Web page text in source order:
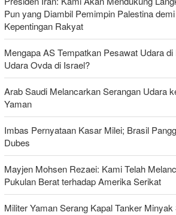
Pun yang Diambil Pemimpin Palestina demi
Kepentingan Rakyat
Mengapa AS Tempatkan Pesawat Udara di
Udara Ovda di Israel?
Arab Saudi Melancarkan Serangan Udara
Yaman
Imbas Pernyataan Kasar Milei; Brasil
Dubes
Mayjen Mohsen Rezaei: Kami Telah
Pukulan Berat terhadap Amerika Serikat
Militer Yaman Serang Kapal Tanker Minyak